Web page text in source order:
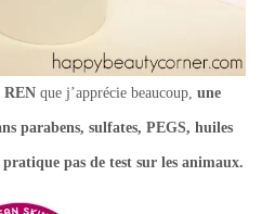
REN que j’apprécie beaucoup, une
parabens, sulfates, PEGS, huiles
pas de test sur les animaux.